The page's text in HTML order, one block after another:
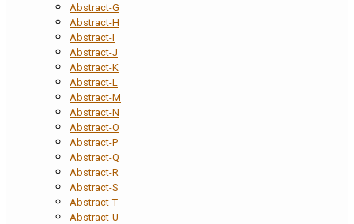
Abstract-G
Abstract-H
Abstract-I
Abstract-J
Abstract-K
Abstract-L
Abstract-M
Abstract-N
Abstract-O
Abstract-P
Abstract-Q
Abstract-R
Abstract-S
Abstract-T
Abstract-U